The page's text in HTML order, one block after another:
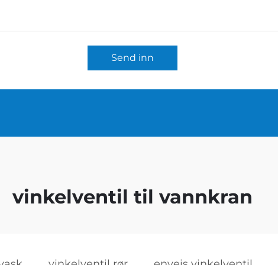
Send inn
vinkelventil til vannkran